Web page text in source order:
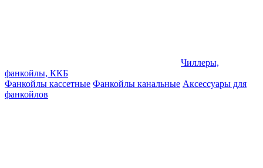
Чиллеры,
фанкойлы, ККБ
Фанкойлы кассетные Фанкойлы канальные Аксессуары для
фанкойлов